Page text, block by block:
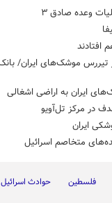
وعده صادق ۳
ایران به اراضی اشغالی
در مرکز تل‌آویو
ایران
متخاصم اسرائیل
فلسطین حوادث اسرائیل